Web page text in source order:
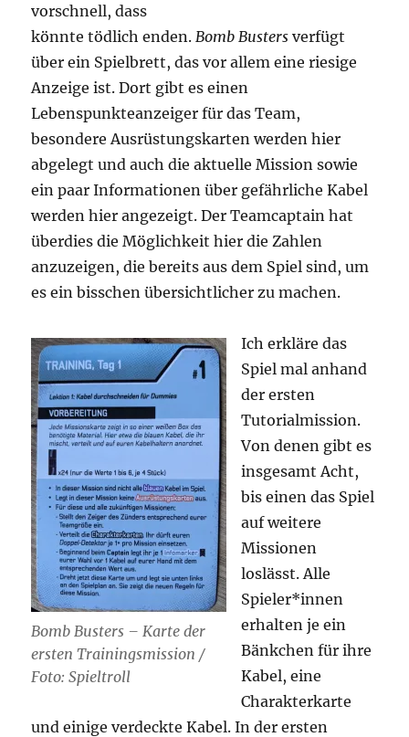
vorschnell, dass
könnte tödlich enden.Bomb Busters verfügt
über ein Spielbrett, das vor allem eine riesige
Anzeige ist. Dort gibt es einen
Lebenspunkteanzeiger für das Team,
besondere Ausrüstungskarten werden hier
abgelegt und auch die aktuelle Mission sowie
ein paar Informationen über gefährliche Kabel
werden hier angezeigt. Der Teamcaptain hat
überdies die Möglichkeit hier die Zahlen
anzuzeigen, die bereits aus dem Spiel sind, um
es ein bisschen übersichtlicher zu machen.
Bomb Busters – Karte der
ersten Trainingsmission /
Foto: Spieltroll
Ich erkläre das
Spiel mal anhand
der ersten
Tutorialmission.
Von denen gibt es
insgesamt Acht,
bis einen das Spiel
auf weitere
Missionen
loslässt. Alle
Spieler*innen
erhalten je ein
Bänkchen für ihre
Kabel, eine
Charakterkarte
und einige verdeckte Kabel. In der ersten